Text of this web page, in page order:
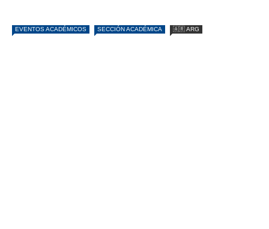
EVENTOS ACADÉMICOS SECCIÓN ACADÉMICA 🇦🇷 ARG